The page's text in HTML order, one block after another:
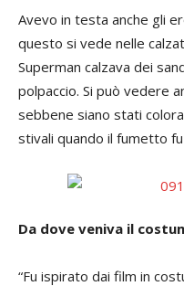
Avevo in testa anche gli
questo si vede nelle
Superman calzava dei
polpaccio. Si può vedere
sebbene siano stati
stivali quando il fumetto
Da dove veniva il
“Fu ispirato dai film in